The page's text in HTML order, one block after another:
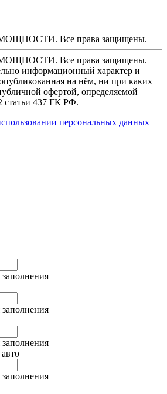
Все права защищены.
Все права защищены.
информационный характер и
на нём, ни при каких
офертой, определяемой
статьи 437 ГК РФ.
персональных данных
заполнения
заполнения
заполнения
заполнения